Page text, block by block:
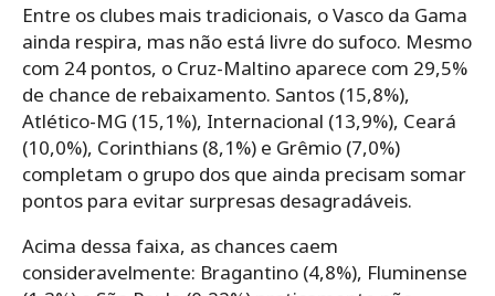
Entre os clubes mais tradicionais, o Vasco da Gama
ainda respira, mas não está livre do sufoco. Mesmo
com 24 pontos, o Cruz-Maltino aparece com 29,5%
de chance de rebaixamento. Santos (15,8%),
Atlético-MG (15,1%), Internacional (13,9%), Ceará
(10,0%), Corinthians (8,1%) e Grêmio (7,0%)
completam o grupo dos que ainda precisam somar
pontos para evitar surpresas desagradáveis.
Acima dessa faixa, as chances caem
consideravelmente: Bragantino (4,8%), Fluminense